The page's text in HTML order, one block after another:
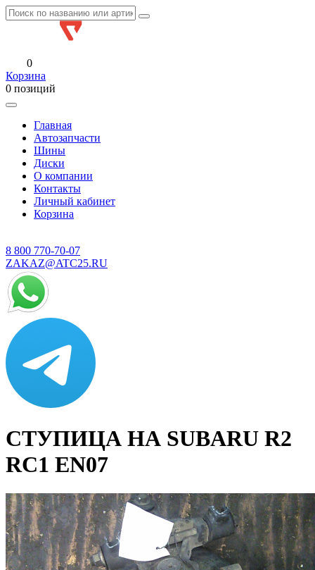
0
Корзина
0 позиций
Главная
Автозапчасти
Шины
Диски
О компании
Контакты
Личный кабинет
Корзина
8 800 770-70-07
ZAKAZ@ATC25.RU
СТУПИЦА НА SUBARU R2
RC1 EN07